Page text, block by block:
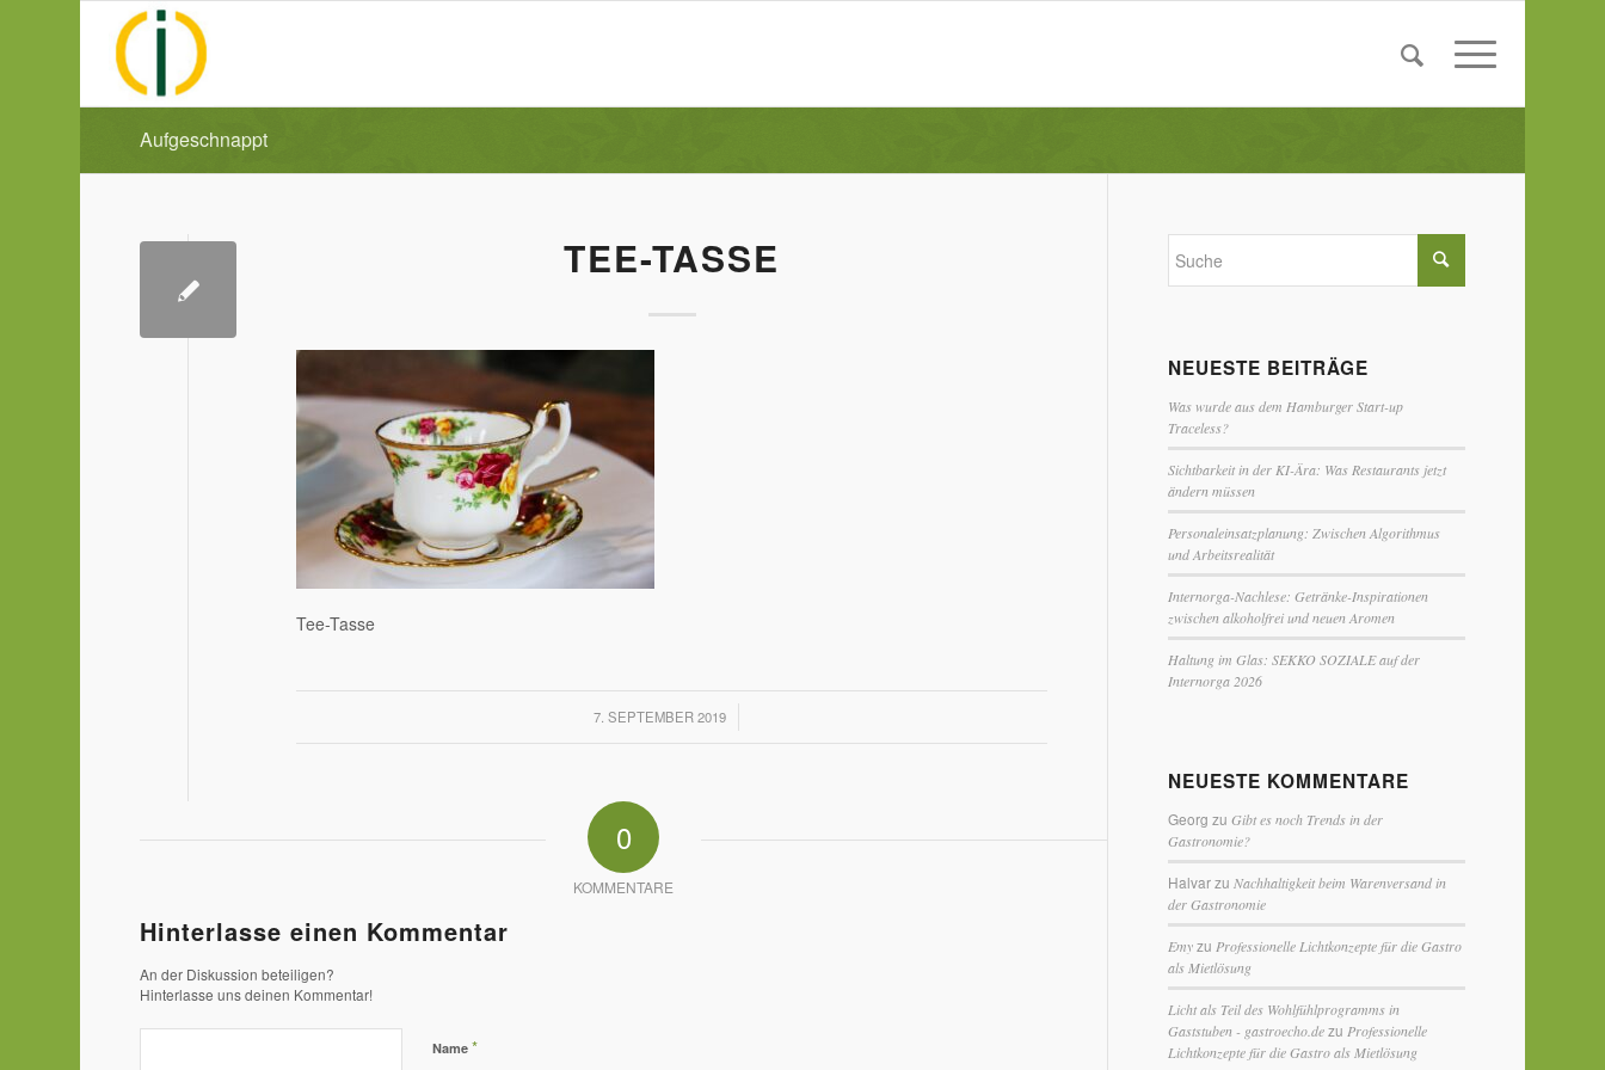
Aufgeschnappt
TEE-TASSE
Tee-Tasse
7. SEPTEMBER 2019
/
0
KOMMENTARE
Hinterlasse einen Kommentar
An der Diskussion beteiligen?
Hinterlasse uns deinen Kommentar!
Name*
NEUESTE BEITRÄGE
Was wurde aus dem Hamburger Start-up
Traceless?
Sichtbarkeit in der KI-Ära: Was Restaurants jetzt
ändern müssen
Personaleinsatzplanung: Zwischen Algorithmus
und Arbeitsrealität
Internorga-Nachlese: Getränke-Inspirationen
zwischen alkoholfrei und neuen Aromen
Haltung im Glas: SEKKO SOZIALE auf der
Internorga 2026
NEUESTE KOMMENTARE
Georg zuGibt es noch Trends in der
Gastronomie?
Halvarzu Nachhaltigkeit beim Warenversand in
der Gastronomie
Emyzu Professionelle Lichtkonzepte für die Gastro
als Mietlösung
Licht als Teil des Wohlfühlprogramms in
Gaststuben - gastroecho.dezu Professionelle
Lichtkonzepte für die Gastro als Mietlösung